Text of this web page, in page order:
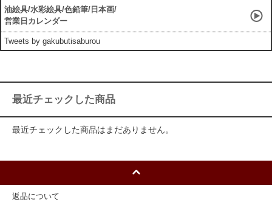
油絵具/水彩絵具/色鉛筆/日本画/
営業日カレンダー
Tweets by gakubutisaburou
最近チェックした商品
最近チェックした商品はまだありません。
返品について